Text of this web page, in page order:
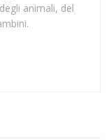
animali, del